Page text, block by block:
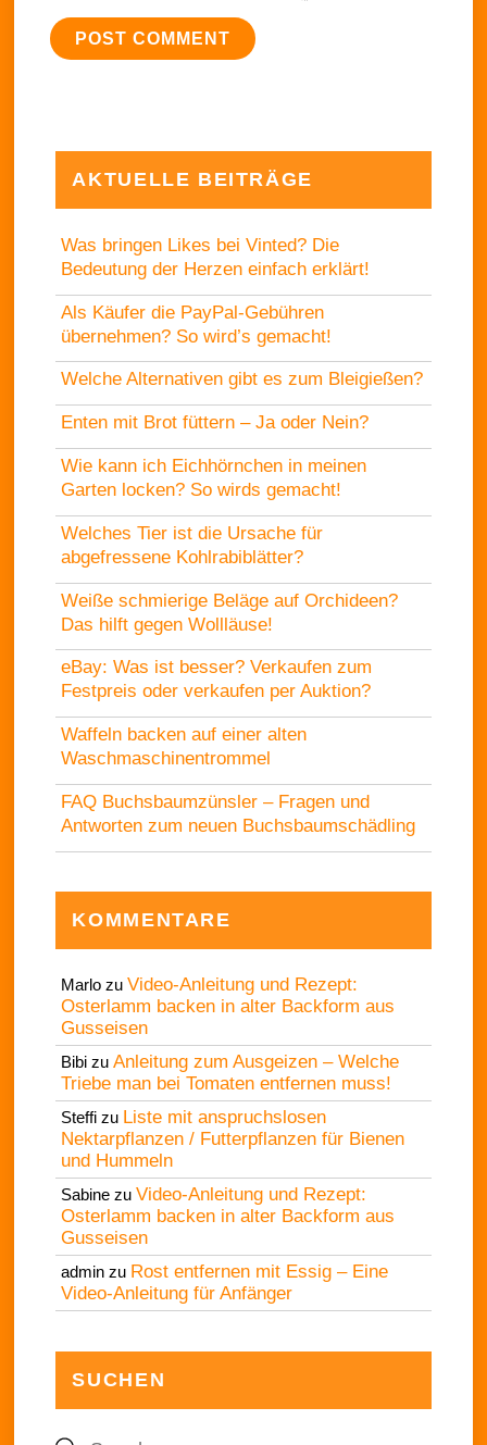
AKTUELLE BEITRÄGE
Was bringen Likes bei Vinted? Die
Bedeutung der Herzen einfach erklärt!
Als Käufer die PayPal-Gebühren
übernehmen? So wird’s gemacht!
Welche Alternativen gibt es zum Bleigießen?
Enten mit Brot füttern – Ja oder Nein?
Wie kann ich Eichhörnchen in meinen
Garten locken? So wirds gemacht!
Welches Tier ist die Ursache für
abgefressene Kohlrabiblätter?
Weiße schmierige Beläge auf Orchideen?
Das hilft gegen Wollläuse!
eBay: Was ist besser? Verkaufen zum
Festpreis oder verkaufen per Auktion?
Waffeln backen auf einer alten
Waschmaschinentrommel
FAQ Buchsbaumzünsler – Fragen und
Antworten zum neuen Buchsbaumschädling
KOMMENTARE
Marlo zuVideo-Anleitung und Rezept:
Osterlamm backen in alter Backform aus
Gusseisen
Bibi zuAnleitung zum Ausgeizen – Welche
Triebe man bei Tomaten entfernen muss!
Steffi zu Liste mit anspruchslosen
Nektarpflanzen / Futterpflanzen für Bienen
und Hummeln
Sabine zuVideo-Anleitung und Rezept:
Osterlamm backen in alter Backform aus
Gusseisen
admin zu Rost entfernen mit Essig – Eine
Video-Anleitung für Anfänger
SUCHEN